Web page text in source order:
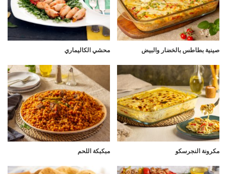
صينية بطاطس بالخضار والبيض محشي الكاليماري
مكرونة النجرسكو مبكبكة اللحم